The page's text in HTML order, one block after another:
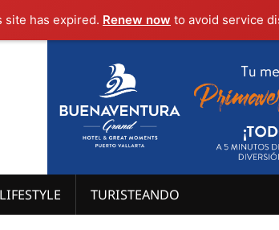
site has expired. Renew now to avoid service
LIFESTYLE TURISTEANDO